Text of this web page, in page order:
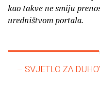
kao takve ne smiju
uredništvom portala.
– SVJETLO ZA